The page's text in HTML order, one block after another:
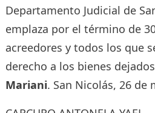
Departamento Judicial de
emplaza por el término de
acreedores y todos los que
derecho a los bienes
Mariani. San Nicolás, 26 de